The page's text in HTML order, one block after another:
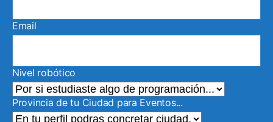
Email
Nivel robótico
Provincia de tu Ciudad para Eventos...